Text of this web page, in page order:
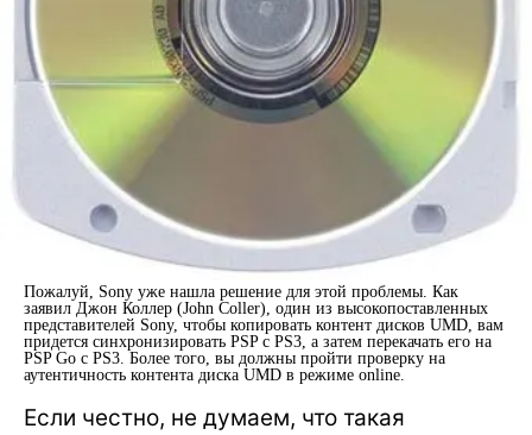
Пожалуй, Sony уже нашла решение для этой проблемы. Как
заявил Джон Коллер (John Coller), один из высокопоставленных
представителей Sony, чтобы копировать контент дисков UMD, вам
придется синхронизировать PSP с PS3, а затем перекачать его на
PSP Go с PS3. Более того, вы должны пройти проверку на
аутентичность контента диска UMD в режиме online.
Если честно, не думаем, что такая